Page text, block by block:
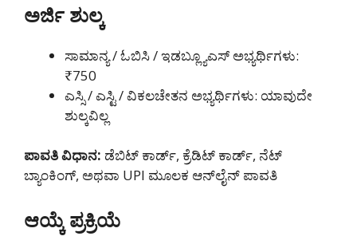
ಅರ್ಜಿ ಶುಲ್ಕ
ಸಾಮಾನ್ಯ / ಓಬಿಸಿ / ಇಡಬ್ಲ್ಯೂಎಸ್ ಅಭ್ಯರ್ಥಿಗಳು:
₹750
ಎಸ್ಸಿ / ಎಸ್ಟಿ / ವಿಕಲಚೇತನ ಅಭ್ಯರ್ಥಿಗಳು: ಯಾವುದೇ
ಶುಲ್ಕವಿಲ್ಲ
ಪಾವತಿ ವಿಧಾನ: ಡೆಬಿಟ್ ಕಾರ್ಡ್, ಕ್ರೆಡಿಟ್ ಕಾರ್ಡ್, ನೆಟ್
ಬ್ಯಾಂಕಿಂಗ್, ಅಥವಾ UPI ಮೂಲಕ ಆನ್‌ಲೈನ್ ಪಾವತಿ
ಆಯ್ಕೆ ಪ್ರಕ್ರಿಯೆ